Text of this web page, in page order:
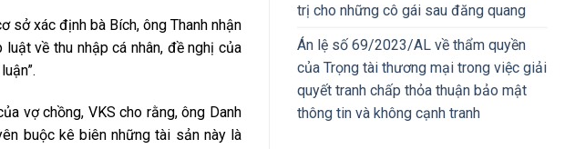
sở xác định bà Bích, ông Thanh nhận
về thu nhập cá nhân, đề nghị của
vợ chồng, VKS cho rằng, ông Danh
buộc kê biên những tài sản này là
trị cho những cô gái sau đăng quang
Án lệ số 69/2023/AL về thẩm quyền
của Trọng tài thương mại trong việc giải
quyết tranh chấp thỏa thuận bảo mật
thông tin và không cạnh tranh